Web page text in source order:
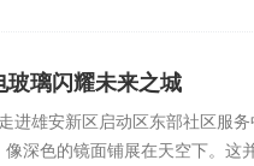
玻璃闪耀未来之城
进雄安新区启动区东部社区服
像深色的镜面铺展在天空下。这